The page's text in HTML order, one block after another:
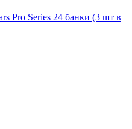
Pro Series 24 банки (3 шт в